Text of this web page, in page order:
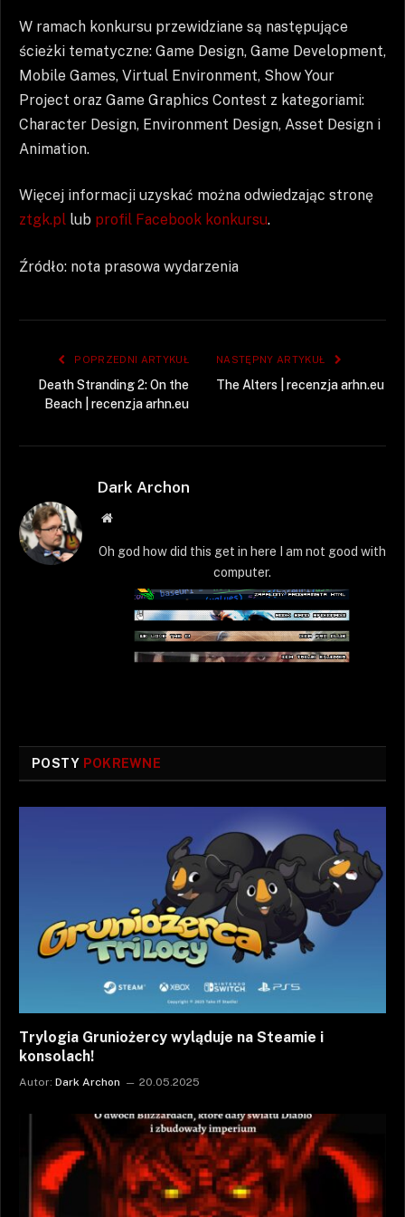
W ramach konkursu przewidziane są następujące
ścieżki tematyczne: Game Design, Game Development,
Mobile Games, Virtual Environment, Show Your
Project oraz Game Graphics Contest z kategoriami:
Character Design, Environment Design, Asset Design i
Animation.
Więcej informacji uzyskać można odwiedzając stronę
ztgk.pl lub profil Facebook konkursu.
Źródło: nota prasowa wydarzenia
POPRZEDNI ARTYKUŁ
Death Stranding 2: On the
Beach | recenzja arhn.eu
NASTĘPNY ARTYKUŁ
The Alters | recenzja arhn.eu
Dark Archon
Strona
Oh god how did this get in here I am not good with
computer.
POSTY POKREWNE
Trylogia Gruniożercy wyląduje na Steamie i
konsolach!
Autor: Dark Archon 20.05.2025